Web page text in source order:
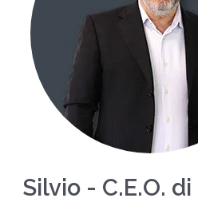
Silvio - C.E.O. di